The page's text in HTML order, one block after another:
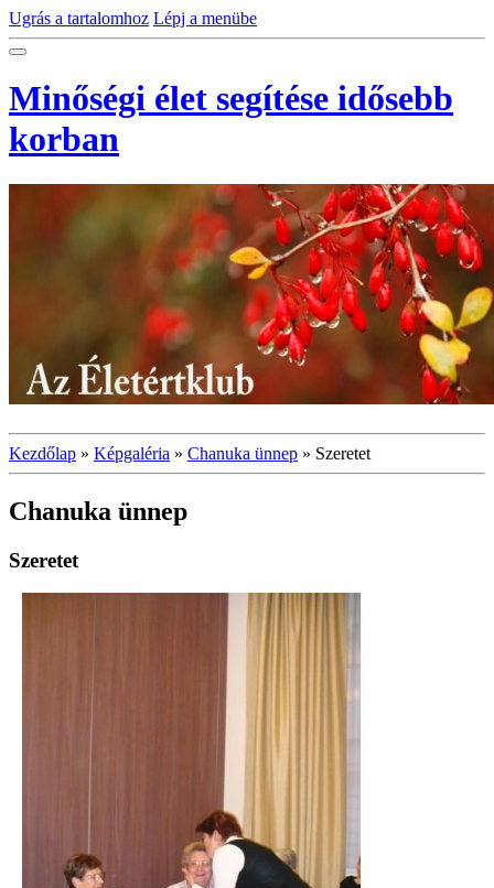
Ugrás a tartalomhoz Lépj a menübe
Minőségi élet segítése idősebb
korban
Kezdőlap » Képgaléria » Chanuka ünnep » Szeretet
Chanuka ünnep
Szeretet